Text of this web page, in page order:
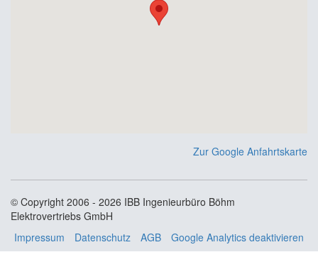
Zur Google Anfahrtskarte
© Copyright 2006 - 2026 IBB Ingenieurbüro Böhm
Elektrovertriebs GmbH
Impressum
Datenschutz AGB Google Analytics deaktivieren